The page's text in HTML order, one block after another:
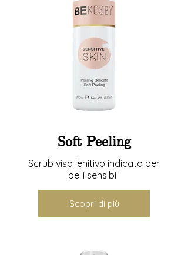
Soft Peeling
Scrub viso lenitivo indicato per
pelli sensibili
Scopri di più